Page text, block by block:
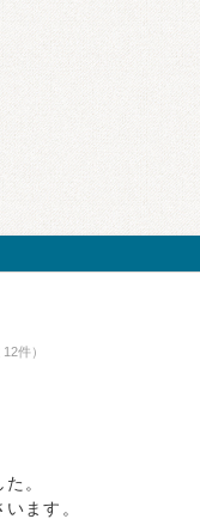
件）
。
ます。